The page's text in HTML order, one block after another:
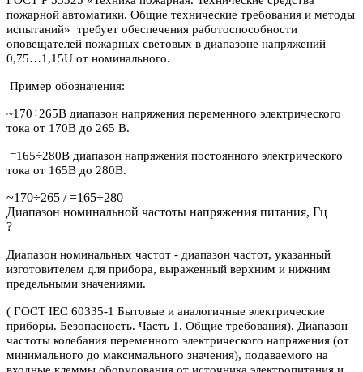
пожарной автоматики. Общие технические требования и методы
испытаний» требует обеспечения работоспособности
оповещателей пожарных световых в диапазоне напряжений
0,75…1,15U от номинального.
Пример обозначения:
~170÷265В диапазон напряжения переменного электрического
тока от 170В до 265 В.
=165÷280В диапазон напряжения постоянного электрического
тока от 165В до 280В.
~170÷265 / =165÷280
Диапазон номинальной частоты напряжения питания, Гц
?
Диапазон номинальных частот - диапазон частот, указанный
изготовителем для прибора, выраженный верхним и нижним
предельными значениями.
( ГОСТ IEC 60335-1 Бытовые и аналогичные электрические
приборы. Безопасность. Часть 1. Общие требования). Диапазон
частоты колебания переменного электрического напряжения (от
минимального до максимального значения), подаваемого на